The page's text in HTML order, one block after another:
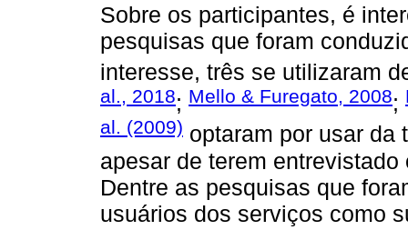
Sobre os participantes, é
pesquisas que foram
interesse, três se utilizaram
al., 2018; Mello & Furegato, 2008;
al. (2009) optaram por usar da
apesar de terem
Dentre as pesquisas que
usuários dos serviços como